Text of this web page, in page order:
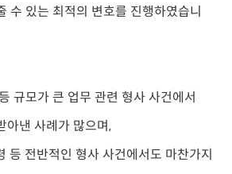
수 있는 최적의 변호를 진행하였습니
규모가 큰 업무 관련 형사 사건에서
아낸 사례가 많으며,
등 전반적인 형사 사건에서도 마찬가지